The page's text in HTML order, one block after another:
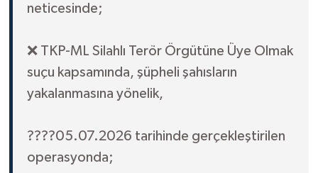
neticesinde;
❌ TKP-ML Silahlı Terör Örgütüne Üye Olmak
suçu kapsamında, şüpheli şahısların
yakalanmasına yönelik,
????05.07.2026 tarihinde gerçekleştirilen
operasyonda;